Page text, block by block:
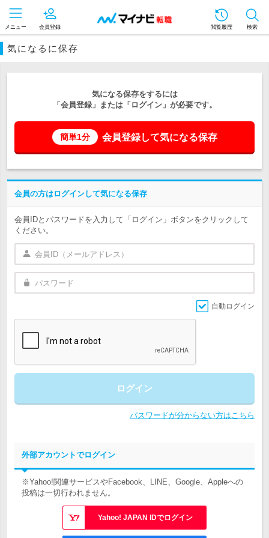
メニュー 会員登録 閲覧履歴 検索
気になるに保存
気になる保存をするには
「会員登録」または「ログイン」が必要です。
簡単1分 会員登録して気になる保存
会員の方はログインして気になる保存
会員IDとパスワードを入力して「ログイン」ボタンをクリックして
ください。
自動ログイン
ログイン
パスワードが分からない方はこちら
外部アカウントでログイン
※Yahoo!関連サービスやFacebook、LINE、Google、Appleへの
投稿は一切行われません。
Yahoo! JAPAN IDでログイン